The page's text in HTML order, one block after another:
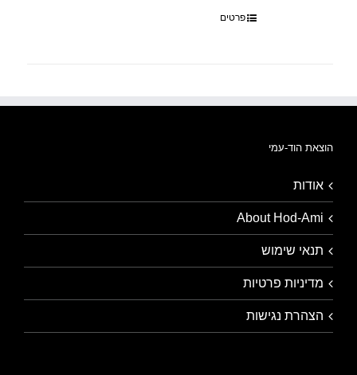
פרטים
הוצאת הוד-עמי
אודות
About Hod-Ami
תנאי שימוש
מדיניות פרטיות
הצהרת נגישות